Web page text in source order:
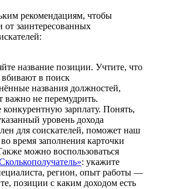
рекомендациям, чтобы
от заинтересованных
название позиции. Учтите, что
вбивают в поиск
названия должностей,
важно не перемудрить.
конкурентную зарплату. Понять,
уровень дохода
для соискателей, поможет наш
время заполнения карточки
можно воспользоваться
: укажите
регион, опыт работы —
позиции с каким доходом есть